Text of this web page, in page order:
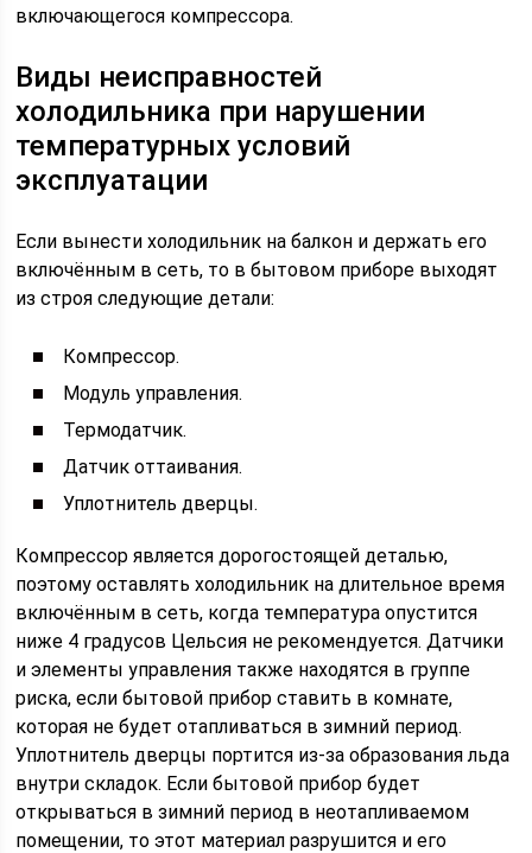
включающегося компрессора.
Виды неисправностей
холодильника при нарушении
температурных условий
эксплуатации
Если вынести холодильник на балкон и держать его
включённым в сеть, то в бытовом приборе выходят
из строя следующие детали:
Компрессор.
Модуль управления.
Термодатчик.
Датчик оттаивания.
Уплотнитель дверцы.
Компрессор является дорогостоящей деталью,
поэтому оставлять холодильник на длительное время
включённым в сеть, когда температура опустится
ниже 4 градусов Цельсия не рекомендуется. Датчики
и элементы управления также находятся в группе
риска, если бытовой прибор ставить в комнате,
которая не будет отапливаться в зимний период.
Уплотнитель дверцы портится из-за образования льда
внутри складок. Если бытовой прибор будет
открываться в зимний период в неотапливаемом
помещении, то этот материал разрушится и его